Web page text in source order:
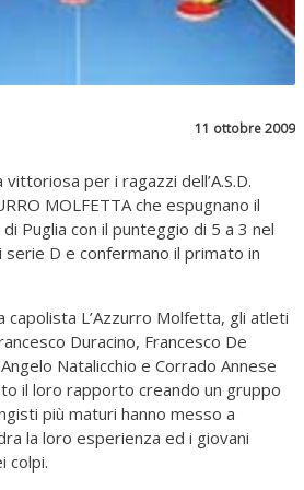
11 ottobre 2009
vittoriosa per i ragazzi dell’A.S.D.
MOLFETTA che espugnano il
Puglia con il punteggio di 5 a 3 nel
D e confermano il primato in
capolista L’Azzurro Molfetta, gli atleti
Duracino, Francesco De
Natalicchio e Corrado Annese
il loro rapporto creando un gruppo
più maturi hanno messo a
la loro esperienza ed i giovani
colpi.